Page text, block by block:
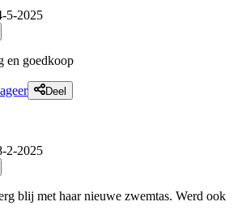
5-2025
en goedkoop
Deel
2-2025
blij met haar nieuwe zwemtas. Werd ook